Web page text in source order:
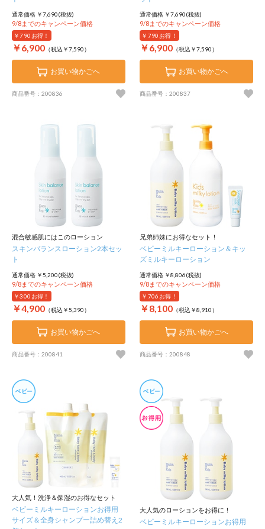
通常価格 ￥7,690(税抜)
9/8までのキャンペーン価格
￥790 お得！
￥6,900 （税込￥7,590）
お買い物かごへ
商品番号：200836
通常価格 ￥7,690(税抜)
9/8までのキャンペーン価格
￥790 お得！
￥6,900 （税込￥7,590）
お買い物かごへ
商品番号：200837
混合敏感肌にはこのローション
スキンバランスローション2本セッ
ト
通常価格 ￥5,200(税抜)
9/8までのキャンペーン価格
￥300 お得！
￥4,900 （税込￥5,390）
お買い物かごへ
商品番号：200841
兄弟姉妹にお得なセット！
ベビーミルキーローション＆キッ
ズミルキーローション
通常価格 ￥8,806(税抜)
9/8までのキャンペーン価格
￥706 お得！
￥8,100 （税込￥8,910）
お買い物かごへ
商品番号：200848
大人気！洗浄＆保湿のお得なセット
ベビーミルキーローションお得用
サイズ＆全身シャンプー詰め替え2
大人気のローションをお得に！
ベビーミルキーローションお得用